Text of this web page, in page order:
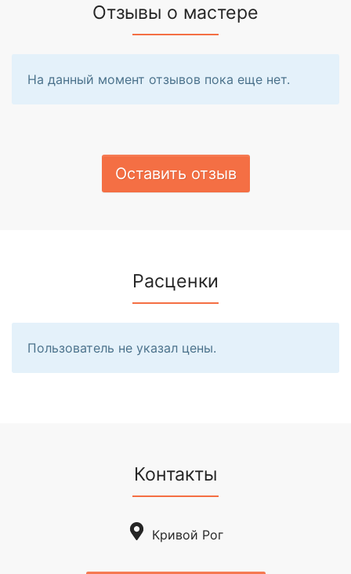
Отзывы о мастере
На данный момент отзывов пока еще нет.
Оставить отзыв
Расценки
Пользователь не указал цены.
Контакты
Кривой Рог